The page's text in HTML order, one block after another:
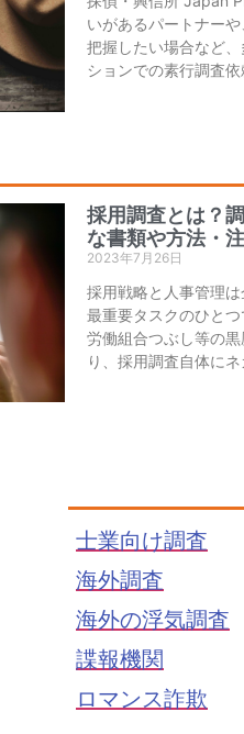
いがあるパートナー
把握したい場合など
ションでの素行調査
採用調査とは？
な書類や方法・
2023年7月26日
採用戦略と人事管理
最重要タスクのひとつ
労働組合つぶし等の
り、採用調査自体に
士業向け調査
海外調査
海外の浮気調査
諜報機関
ロマンス詐欺